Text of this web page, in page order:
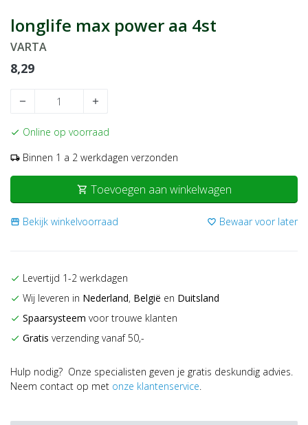
longlife max power aa 4st
VARTA
8,29
remove add
check Online op voorraad
local_shipping Binnen 1 a 2 werkdagen verzonden
shopping_cart Toevoegen aan winkelwagen
storefront Bekijk winkelvoorraad favorite_border Bewaar voor later
check Levertijd 1-2 werkdagen
check Wij leveren in Nederland, België en Duitsland
check Spaarsysteem voor trouwe klanten
check Gratis verzending vanaf 50,-
Hulp nodig? Onze specialisten geven je gratis deskundig advies.
Neem contact op met onze klantenservice.